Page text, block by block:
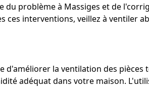
problème à Massiges et de
ces interventions, veillez à ventiler
la ventilation des pièces
adéquat dans votre maison.